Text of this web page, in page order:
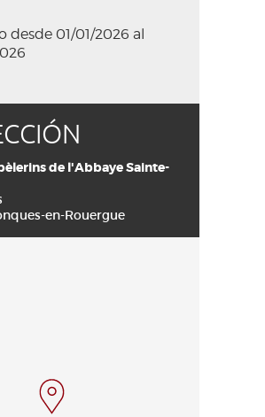
desde 01/01/2026 al
de l'Abbaye Sainte-
en-Rouergue